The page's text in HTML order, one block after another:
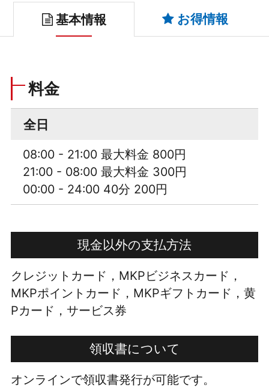
基本情報 お得情報
料金
全日
08:00 - 21:00 最大料金 800円
21:00 - 08:00 最大料金 300円
00:00 - 24:00 40分 200円
現金以外の支払方法
クレジットカード，MKPビジネスカード，
MKPポイントカード，MKPギフトカード，黄
Pカード，サービス券
領収書について
オンラインで領収書発行が可能です。